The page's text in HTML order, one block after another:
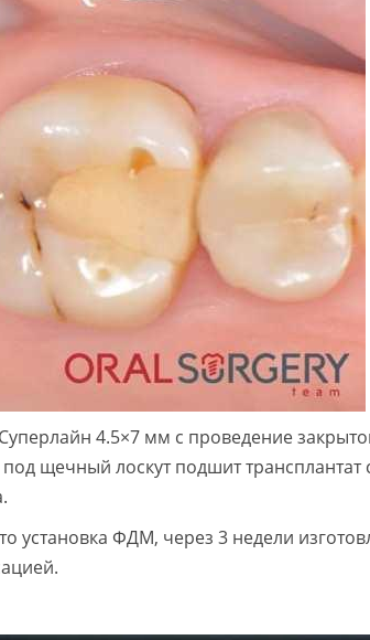
4.5×7 мм с проведение
щечный лоскут подшит трансплантат
установка ФДМ, через 3 недели